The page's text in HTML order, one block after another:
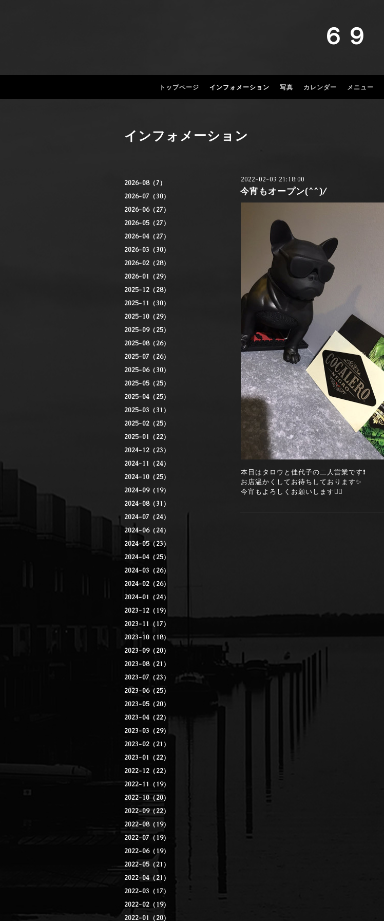
６９
トップページ インフォメーション 写真 カレンダー メニュー
2026-08（7）
2026-07（30）
2026-06（27）
2026-05（27）
2026-04（27）
2026-03（30）
2026-02（28）
2026-01（29）
2025-12（28）
2025-11（30）
2025-10（29）
2025-09（25）
2025-08（26）
2025-07（26）
2025-06（30）
2025-05（25）
2025-04（25）
2025-03（31）
2025-02（25）
2025-01（22）
2024-12（23）
2024-11（24）
2024-10（25）
2024-09（19）
2024-08（31）
2024-07（24）
2024-06（24）
2024-05（23）
2024-04（25）
2024-03（26）
2024-02（26）
2024-01（24）
2023-12（19）
2023-11（17）
2023-10（18）
2023-09（20）
2023-08（21）
2023-07（23）
2023-06（25）
2023-05（20）
2023-04（22）
2023-03（29）
2023-02（21）
2023-01（22）
2022-12（22）
2022-11（19）
2022-10（20）
2022-09（22）
2022-08（19）
2022-07（19）
2022-06（19）
2022-05（21）
2022-04（21）
2022-03（17）
2022-02（19）
2022-01（20）
インフォメーション
2022-02-03 21:18:00
今宵もオープン(^^)/
本日はタロウと佳代子の二人営業です❗
お店温かくしてお待ちしております✨
今宵もよろしくお願いします🙇‍♀️